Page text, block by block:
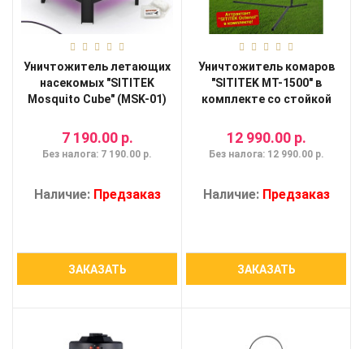
Уничтожитель летающих
насекомых "SITITEK
Mosquito Cube" (MSK-01)
7 190.00 р.
Без налога: 7 190.00 р.
Наличие: Предзаказ
ЗАКАЗАТЬ
Уничтожитель комаров
"SITITEK MT-1500" в
комплекте со стойкой
12 990.00 р.
Без налога: 12 990.00 р.
Наличие: Предзаказ
ЗАКАЗАТЬ